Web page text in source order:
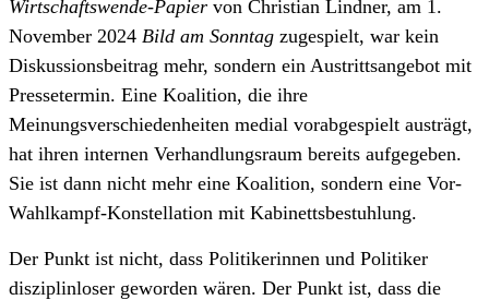
Wirtschaftswende-Papier von Christian Lindner, am 1.
November 2024 Bild am Sonntag zugespielt, war kein
Diskussionsbeitrag mehr, sondern ein Austrittsangebot mit
Pressetermin. Eine Koalition, die ihre
Meinungsverschiedenheiten medial vorabgespielt austrägt,
hat ihren internen Verhandlungsraum bereits aufgegeben.
Sie ist dann nicht mehr eine Koalition, sondern eine Vor-
Wahlkampf-Konstellation mit Kabinettsbestuhlung.
Der Punkt ist nicht, dass Politikerinnen und Politiker
disziplinloser geworden wären. Der Punkt ist, dass die